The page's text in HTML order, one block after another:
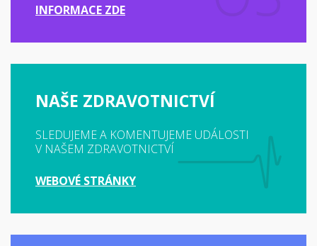
INFORMACE ZDE
NAŠE ZDRAVOTNICTVÍ
SLEDUJEME A KOMENTUJEME UDÁLOSTI
V NAŠEM ZDRAVOTNICTVÍ
WEBOVÉ STRÁNKY